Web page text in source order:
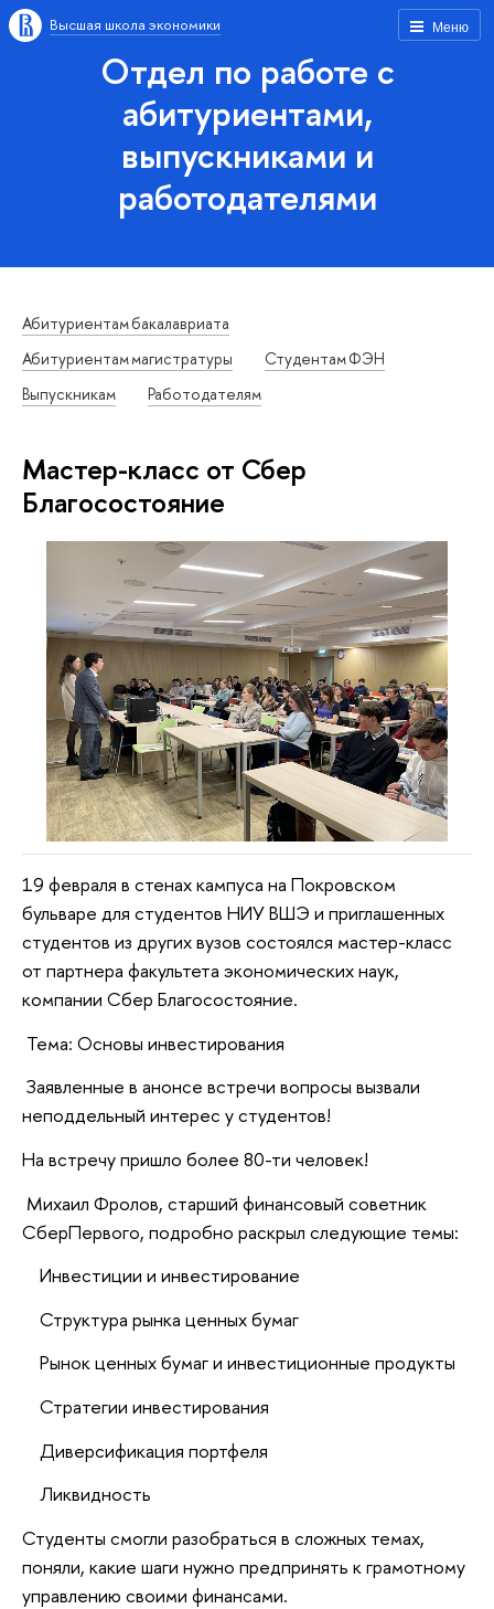
Меню
Высшая школа экономики
Отдел по работе с
абитуриентами,
выпускниками и
работодателями
Абитуриентам бакалавриата
Абитуриентам магистратуры
Студентам ФЭН
Выпускникам
Работодателям
Мастер-класс от Сбер
Благосостояние
19 февраля в стенах кампуса на Покровском
бульваре для студентов НИУ ВШЭ и приглашенных
студентов из других вузов состоялся мастер-класс
от партнера факультета экономических наук,
компании Сбер Благосостояние.
Тема: Основы инвестирования
Заявленные в анонсе встречи вопросы вызвали
неподдельный интерес у студентов!
На встречу пришло более 80-ти человек!
Михаил Фролов, старший финансовый советник
СберПервого, подробно раскрыл следующие темы:
Инвестиции и инвестирование
Структура рынка ценных бумаг
Рынок ценных бумаг и инвестиционные продукты
Стратегии инвестирования
Диверсификация портфеля
Ликвидность
Студенты смогли разобраться в сложных темах,
поняли, какие шаги нужно предпринять к грамотному
управлению своими финансами.